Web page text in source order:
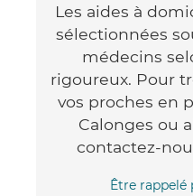
Les aides à
sélectionnées
médecins
rigoureux. Pour
vos proches en
Calonges ou
contactez-
Être rappelé